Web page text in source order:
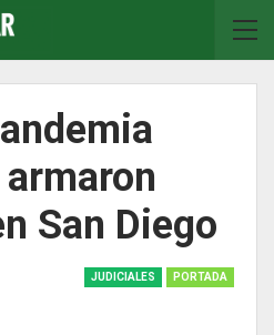
San Diego
JUDICIALES PORTADA